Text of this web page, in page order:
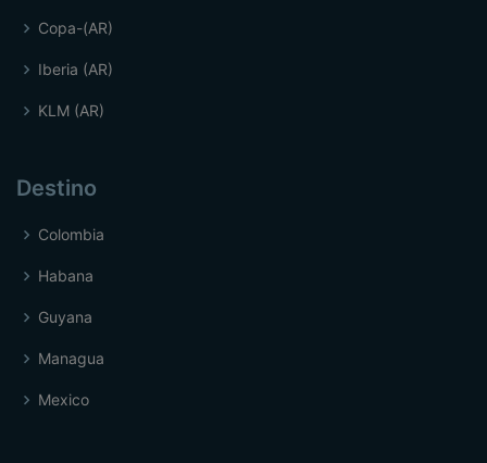
Copa-(AR)
Iberia (AR)
KLM (AR)
Destino
Colombia
Habana
Guyana
Managua
Mexico